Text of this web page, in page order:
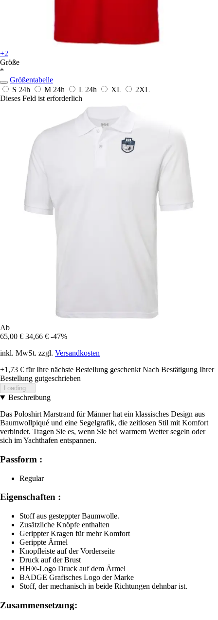
+2
Größe
*
Größentabelle
S 24h M 24h L 24h XL
2XL
Dieses Feld ist erforderlich
Ab
65,00 € 34,66 € -47%
inkl. MwSt. zzgl. Versandkosten
+1,73 € für Ihre nächste Bestellung geschenkt Nach Bestätigung Ihrer
Bestellung gutgeschrieben
Loading...
Beschreibung
Das Poloshirt Marstrand für Männer hat ein klassisches Design aus
Baumwollpiqué und eine Segelgrafik, die zeitlosen Stil mit Komfort
verbindet. Tragen Sie es, wenn Sie bei warmem Wetter segeln oder
sich im Yachthafen entspannen.
Passform :
Regular
Eigenschaften :
Stoff aus gesteppter Baumwolle.
Zusätzliche Knöpfe enthalten
Gerippter Kragen für mehr Komfort
Gerippte Ärmel
Knopfleiste auf der Vorderseite
Druck auf der Brust
HH®-Logo Druck auf dem Ärmel
BADGE Grafisches Logo der Marke
Stoff, der mechanisch in beide Richtungen dehnbar ist.
Zusammensetzung: